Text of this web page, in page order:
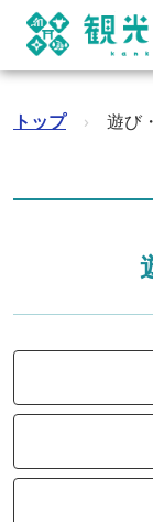
トップ › 遊び